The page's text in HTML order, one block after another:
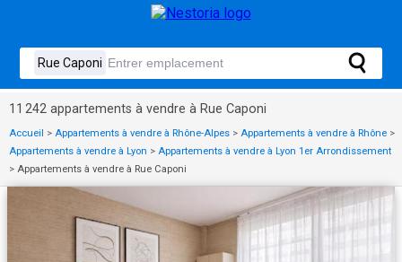
11 242 appartements à vendre à Rue Caponi
Accueil > Appartements à vendre à Rhône-Alpes > Appartements à vendre à Rhône >
Appartements à vendre à Lyon > Appartements à vendre à Lyon 1er Arrondissement
> Appartements à vendre à Rue Caponi